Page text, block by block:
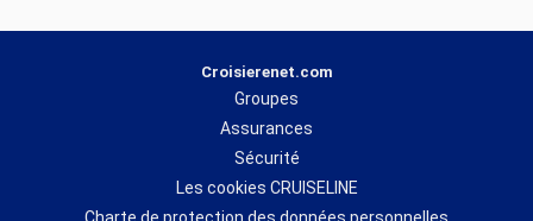
Croisierenet.com
Groupes
Assurances
Sécurité
Les cookies CRUISELINE
Charte de protection des données personnelles